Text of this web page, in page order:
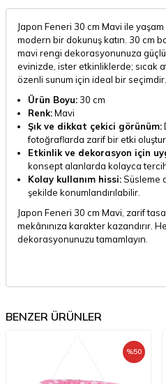
Japon Feneri 30 cm Mavi ile yaşam
modern bir dokunuş katın. 30 cm
mavi rengi dekorasyonunuza
evinizde, ister etkinliklerde; sıcak
özenli sunum için ideal bir seçimdir.
Ürün Boyu: 30 cm
Renk:Mavi
Şık ve dikkat çekici görünüm:
fotoğraflarda zarif bir etki
Etkinlik ve dekorasyon için
konsept alanlarda kolayca
Kolay kullanım hissi:Süsleme
şekilde konumlandırılabilir.
Japon Feneri 30 cm Mavi, zarif
mekânınıza karakter kazandırır.
dekorasyonunuzu tamamlayın.
BENZER ÜRÜNLER
%50